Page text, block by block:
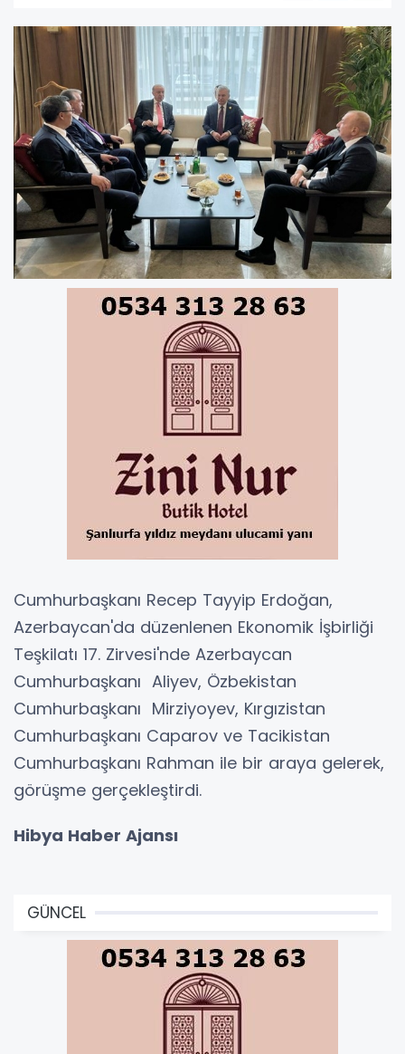
Cumhurbaşkanı Recep Tayyip Erdoğan,
Azerbaycan'da düzenlenen Ekonomik İşbirliği
Teşkilatı 17. Zirvesi'nde Azerbaycan
Cumhurbaşkanı Aliyev, Özbekistan
Cumhurbaşkanı Mirziyoyev, Kırgızistan
Cumhurbaşkanı Caparov ve Tacikistan
Cumhurbaşkanı Rahman ile bir araya gelerek,
görüşme gerçekleştirdi.
Hibya Haber Ajansı
GÜNCEL